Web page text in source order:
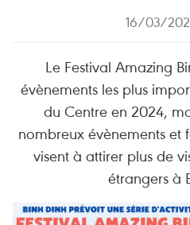
16/03/
Le Festival Amazing
évènements les plus
du Centre en 2024,
nombreux évènements et
visent à attirer plus de
étrangers à